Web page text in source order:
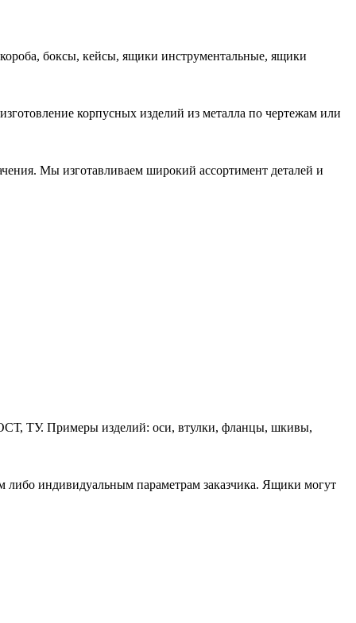
боксы, кейсы, ящики инструментальные, ящики
корпусных изделий из металла по чертежам или
Мы изготавливаем широкий ассортимент деталей и
ТУ. Примеры изделий: оси, втулки, фланцы, шкивы,
либо индивидуальным параметрам заказчика. Ящики могут